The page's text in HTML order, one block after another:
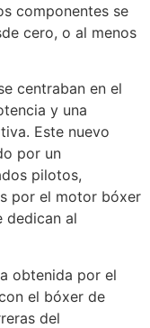
componentes se
cero, o al menos
centraban en el
y una
Este nuevo
por un
pilotos,
por el motor bóxer
dedican al
obtenida por el
el bóxer de
del